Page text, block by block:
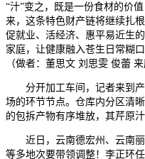
“汁”变之，既是一份食材的价
来，这条特色财产链将继续扎
促就业、活经济、惠平易近生
家庭，让健康融入苍生日常糊
（做者：董思文 刘思雯 俊蕾
分开加工车间，记者来到产
场的环节节点。仓库内分区清
的包拆产物有序堆放，其芹原汁
近日，云南德宏州、云南丽
等多地次要带领调整！李正环